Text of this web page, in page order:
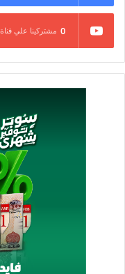
0 مشتركينا علي